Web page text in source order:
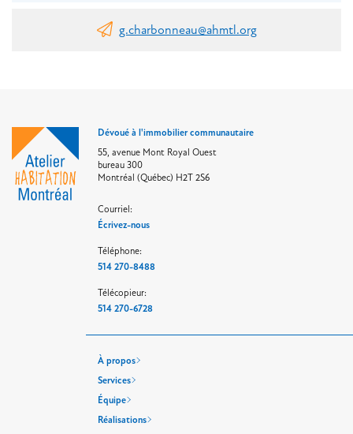
g.charbonneau@ahmtl.org
Dévoué à l'immobilier communautaire
55, avenue Mont Royal Ouest
bureau 300
Montréal (Québec) H2T 2S6
Courriel:
Écrivez-nous
Téléphone:
514 270-8488
Télécopieur:
514 270-6728
À propos
Services
Équipe
Réalisations